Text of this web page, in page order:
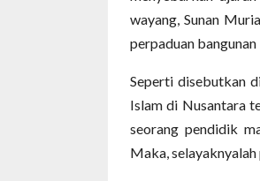
wayang, Sunan
perpaduan
Seperti disebutkan
Islam di Nusantara
seorang pendidik
Maka,